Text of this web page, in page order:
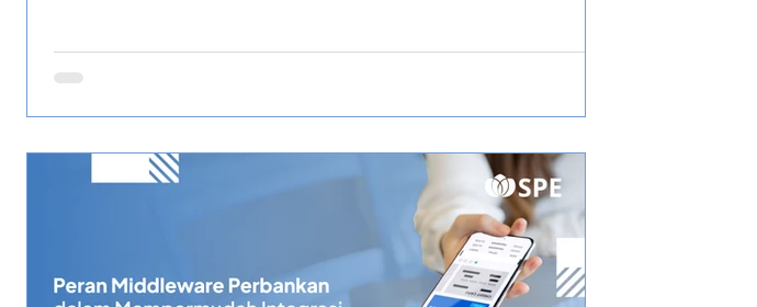
onboarding merchant QRI